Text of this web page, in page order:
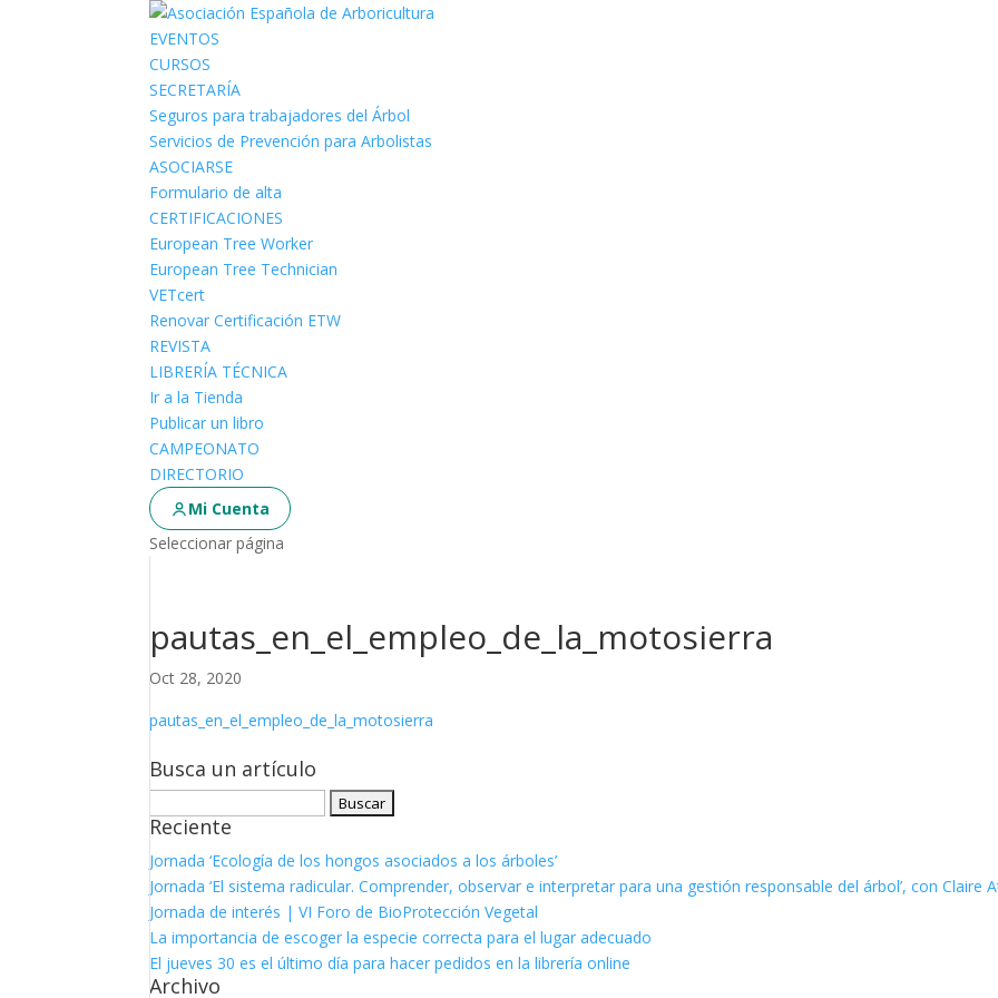
EVENTOS
CURSOS
SECRETARÍA
Seguros para trabajadores del Árbol
Servicios de Prevención para Arbolistas
ASOCIARSE
Formulario de alta
CERTIFICACIONES
European Tree Worker
European Tree Technician
VETcert
Renovar Certificación ETW
REVISTA
LIBRERÍA TÉCNICA
Ir a la Tienda
Publicar un libro
CAMPEONATO
DIRECTORIO
Mi Cuenta
Seleccionar página
pautas_en_el_empleo_de_la_motosierra
Oct 28, 2020
pautas_en_el_empleo_de_la_motosierra
Busca un artículo
Reciente
Jornada ‘Ecología de los hongos asociados a los árboles’
Jornada ‘El sistema radicular. Comprender, observar e interpretar para una gestión responsable del árbol’, con Claire
Jornada de interés | VI Foro de BioProtección Vegetal
La importancia de escoger la especie correcta para el lugar adecuado
El jueves 30 es el último día para hacer pedidos en la librería online
Archivo